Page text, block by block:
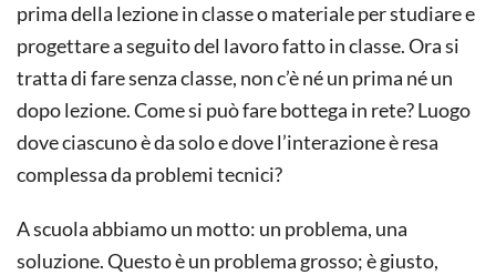
prima della lezione in classe o materiale per studiare e
progettare a seguito del lavoro fatto in classe. Ora si
tratta di fare senza classe, non c’è né un prima né un
dopo lezione. Come si può fare bottega in rete? Luogo
dove ciascuno è da solo e dove l’interazione è resa
complessa da problemi tecnici?
A scuola abbiamo un motto: un problema, una
soluzione. Questo è un problema grosso; è giusto,